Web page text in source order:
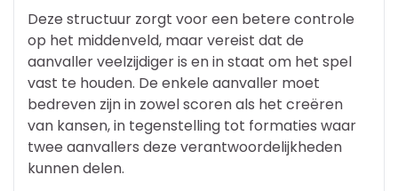
Deze structuur zorgt voor een betere controle
op het middenveld, maar vereist dat de
aanvaller veelzijdiger is en in staat om het spel
vast te houden. De enkele aanvaller moet
bedreven zijn in zowel scoren als het creëren
van kansen, in tegenstelling tot formaties waar
twee aanvallers deze verantwoordelijkheden
kunnen delen.